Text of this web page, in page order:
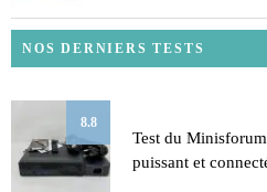
NOS DERNIERS TESTS
8.8
Test du
puissant et